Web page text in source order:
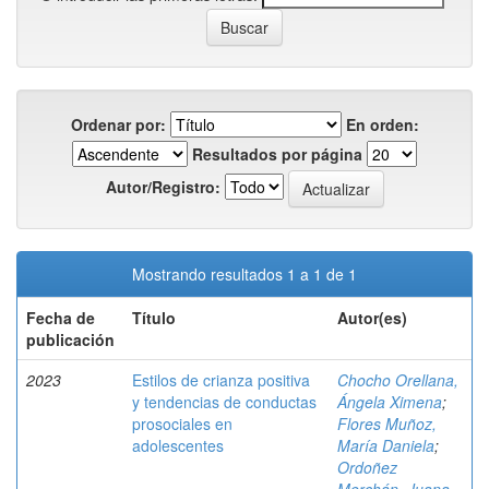
Ordenar por:
En orden:
Resultados por página
Autor/Registro:
Mostrando resultados 1 a 1 de 1
Fecha de
publicación
Título Autor(es)
2023
Estilos de crianza positiva
y tendencias de conductas
prosociales en
adolescentes
Chocho Orellana,
Ángela Ximena;
Flores Muñoz,
María Daniela;
Ordoñez